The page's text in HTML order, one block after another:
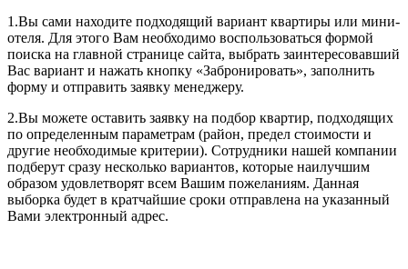
1.Вы сами находите подходящий вариант квартиры или мини-
отеля. Для этого Вам необходимо воспользоваться формой
поиска на главной странице сайта, выбрать заинтересовавший
Вас вариант и нажать кнопку «Забронировать», заполнить
форму и отправить заявку менеджеру.
2.Вы можете оставить заявку на подбор квартир, подходящих
по определенным параметрам (район, предел стоимости и
другие необходимые критерии). Сотрудники нашей компании
подберут сразу несколько вариантов, которые наилучшим
образом удовлетворят всем Вашим пожеланиям. Данная
выборка будет в кратчайшие сроки отправлена на указанный
Вами электронный адрес.